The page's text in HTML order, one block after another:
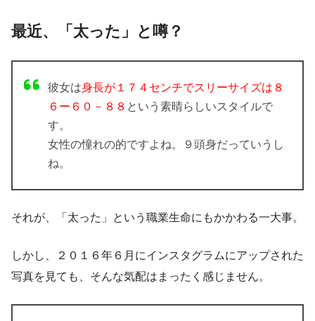
最近、「太った」と噂？
彼女は身長が１７４センチでスリーサイズは８
６ー６０－８８ という素晴らしいスタイルで
す。
女性の憧れの的ですよね。９頭身だっていうし
ね。
それが、「太った」という職業生命にもかかわる一大事。
しかし、２０１６年６月にインスタグラムにアップされた
写真を見ても、そんな気配はまったく感じません。